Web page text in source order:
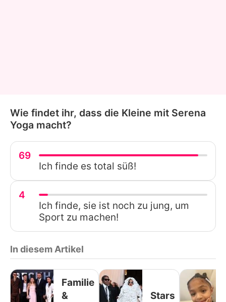
Wie findet ihr, dass die Kleine mit Serena
Yoga macht?
69
Ich finde es total süß!
4
Ich finde, sie ist noch zu jung, um
Sport zu machen!
In diesem Artikel
Familie
&
Stars